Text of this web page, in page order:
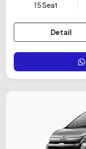
15 Seat
Detail